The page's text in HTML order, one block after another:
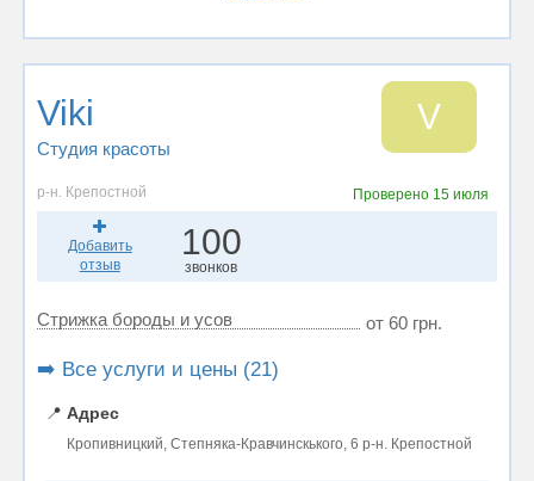
Viki
Студия красоты
V
р-н. Крепостной Проверено 15 июля
Добавить
отзыв
100
звонков
Стрижка бороды и усов от 60 грн.
➡️ Все услуги и цены (21)
📍 Адрес
Кропивницкий, Степняка-Кравчинскького, 6 р-н. Крепостной